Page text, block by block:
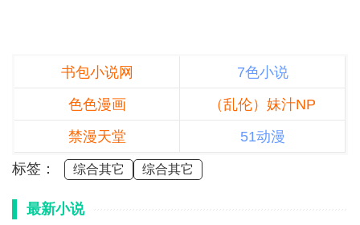
书包小说网
7色小说
色色漫画
（乱伦）妹汁NP
禁漫天堂
51动漫
标签：
综合其它 综合其它
最新小说